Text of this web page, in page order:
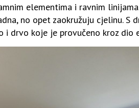
elementima i ravnim
no opet zaokružuju cjelinu. S
drvo koje je provučeno kroz dio